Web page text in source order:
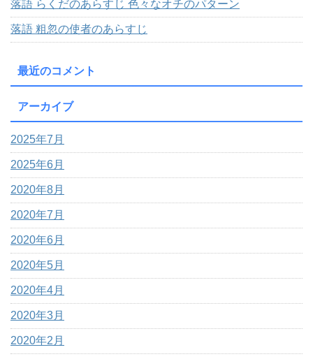
落語 らくだのあらすじ 色々なオチのパターン
落語 粗忽の使者のあらすじ
最近のコメント
アーカイブ
2025年7月
2025年6月
2020年8月
2020年7月
2020年6月
2020年5月
2020年4月
2020年3月
2020年2月